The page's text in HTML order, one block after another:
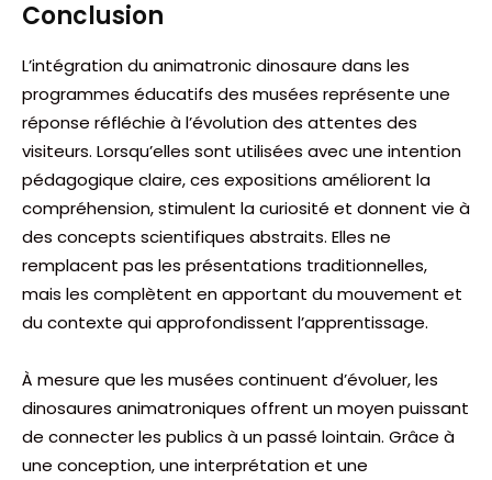
Conclusion
L’intégration du animatronic dinosaure dans les
programmes éducatifs des musées représente une
réponse réfléchie à l’évolution des attentes des
visiteurs. Lorsqu’elles sont utilisées avec une intention
pédagogique claire, ces expositions améliorent la
compréhension, stimulent la curiosité et donnent vie à
des concepts scientifiques abstraits. Elles ne
remplacent pas les présentations traditionnelles,
mais les complètent en apportant du mouvement et
du contexte qui approfondissent l’apprentissage.
À mesure que les musées continuent d’évoluer, les
dinosaures animatroniques offrent un moyen puissant
de connecter les publics à un passé lointain. Grâce à
une conception, une interprétation et une